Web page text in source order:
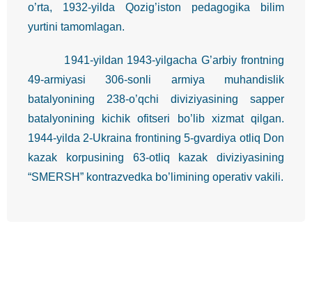
o’rta, 1932-yilda Qozig’iston pedagogika bilim
yurtini tamomlagan.
1941-yildan 1943-yilgacha G’arbiy frontning
49-armiyasi 306-sonli armiya muhandislik
batalyonining 238-o’qchi diviziyasining sapper
batalyonining kichik ofitseri bo’lib xizmat qilgan.
1944-yilda 2-Ukraina frontining 5-gvardiya otliq Don
kazak korpusining 63-otliq kazak diviziyasining
“SMERSH” kontrazvedka bo’limining operativ vakili.